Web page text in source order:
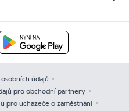
údajů
pro obchodní partnery
pro uchazeče o zaměstnání